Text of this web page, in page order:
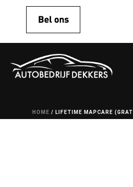
HOME / LIFETIME MAPCARE